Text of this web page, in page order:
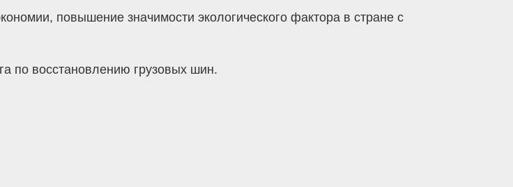
повышение значимости экологического фактора в стране с
по восстановлению грузовых шин.